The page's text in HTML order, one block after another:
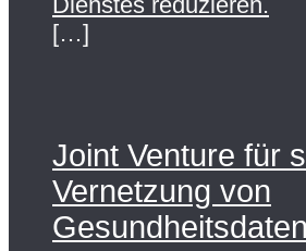
[…]
Joint Venture für
Vernetzung von
Gesundheitsdaten